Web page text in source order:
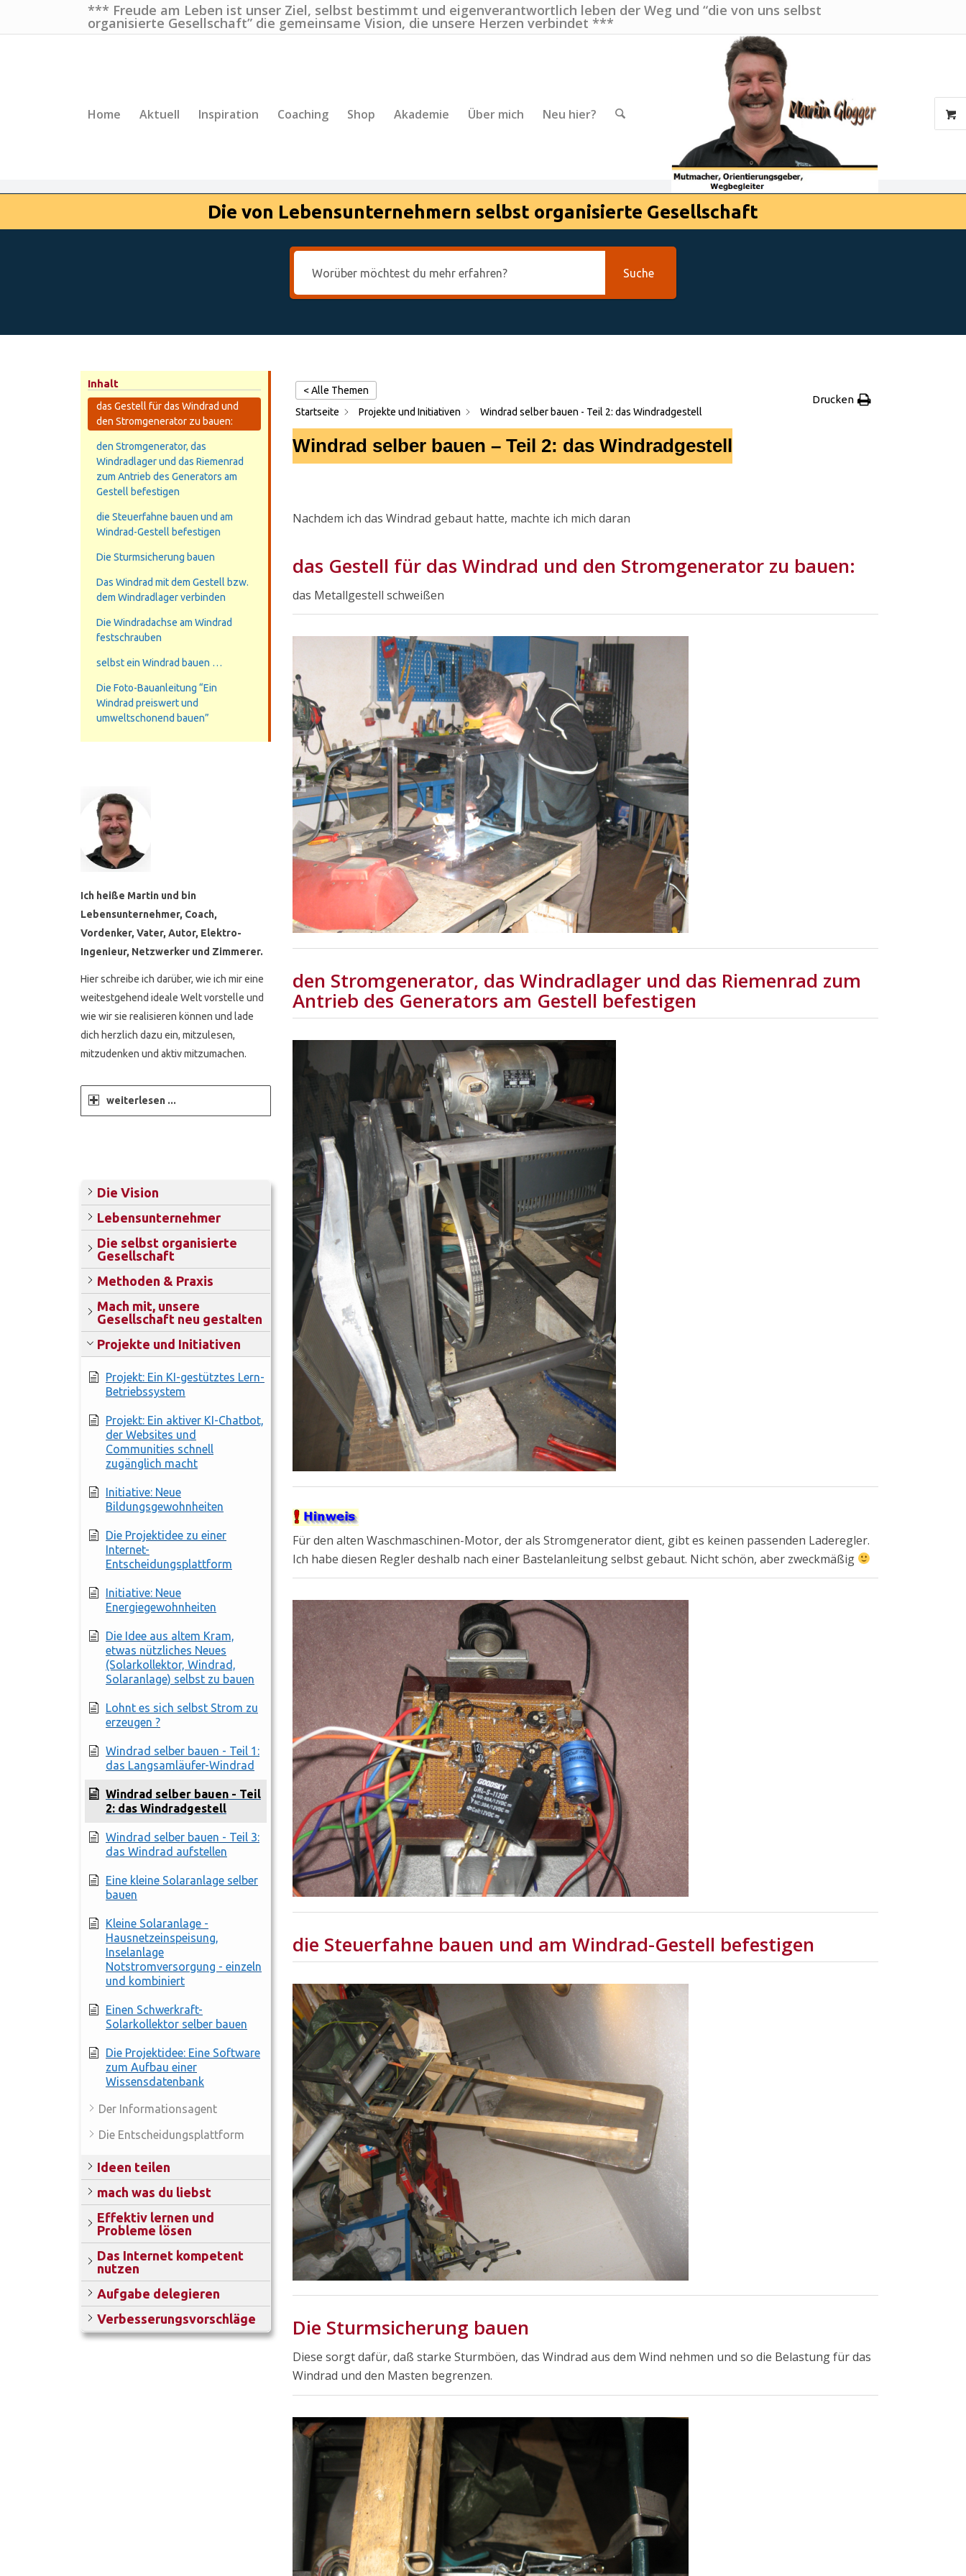
*** Freude am Leben ist unser Ziel, selbst bestimmt und eigenverantwortlich leben der Weg und “die von uns selbst
organisierte Gesellschaft” die gemeinsame Vision, die unsere Herzen verbindet ***
Home Aktuell Inspiration Coaching Shop Akademie Über mich Neu hier?
Die von Lebensunternehmern selbst organisierte Gesellschaft
Suche
Inhalt
das Gestell für das Windrad und
den Stromgenerator zu bauen:
den Stromgenerator, das
Windradlager und das Riemenrad
zum Antrieb des Generators am
Gestell befestigen
die Steuerfahne bauen und am
Windrad-Gestell befestigen
Die Sturmsicherung bauen
Das Windrad mit dem Gestell bzw.
dem Windradlager verbinden
Die Windradachse am Windrad
festschrauben
selbst ein Windrad bauen …
Die Foto-Bauanleitung “Ein
Windrad preiswert und
umweltschonend bauen”
Ich heiße Martin und bin
Lebensunternehmer, Coach,
Vordenker, Vater, Autor, Elektro-
Ingenieur, Netzwerker und Zimmerer.
Hier schreibe ich darüber, wie ich mir eine
weitestgehend ideale Welt vorstelle und
wie wir sie realisieren können und lade
dich herzlich dazu ein, mitzulesen,
mitzudenken und aktiv mitzumachen.
weiterlesen ...
Die Vision
Lebensunternehmer
Die selbst organisierte
Gesellschaft
Methoden & Praxis
Mach mit, unsere
Gesellschaft neu gestalten
Projekte und Initiativen
Projekt: Ein KI-gestütztes Lern-
Betriebssystem
Projekt: Ein aktiver KI-Chatbot,
der Websites und
Communities schnell
zugänglich macht
Initiative: Neue
Bildungsgewohnheiten
Die Projektidee zu einer
Internet-
Entscheidungsplattform
Initiative: Neue
Energiegewohnheiten
Die Idee aus altem Kram,
etwas nützliches Neues
(Solarkollektor, Windrad,
Solaranlage) selbst zu bauen
Lohnt es sich selbst Strom zu
erzeugen ?
Windrad selber bauen - Teil 1:
das Langsamläufer-Windrad
Windrad selber bauen - Teil
2: das Windradgestell
Windrad selber bauen - Teil 3:
das Windrad aufstellen
Eine kleine Solaranlage selber
bauen
Kleine Solaranlage -
Hausnetzeinspeisung,
Inselanlage
Notstromversorgung - einzeln
und kombiniert
Einen Schwerkraft-
Solarkollektor selber bauen
Die Projektidee: Eine Software
zum Aufbau einer
Wissensdatenbank
Der Informationsagent
Die Entscheidungsplattform
Ideen teilen
mach was du liebst
Effektiv lernen und
Probleme lösen
Das Internet kompetent
nutzen
Aufgabe delegieren
Verbesserungsvorschläge
< Alle Themen
Startseite
Projekte und Initiativen Windrad selber bauen - Teil 2: das Windradgestell
Drucken
Windrad selber bauen – Teil 2: das Windradgestell
Nachdem ich das Windrad gebaut hatte, machte ich mich daran
das Gestell für das Windrad und den Stromgenerator zu bauen:
das Metallgestell schweißen
den Stromgenerator, das Windradlager und das Riemenrad zum
Antrieb des Generators am Gestell befestigen
Für den alten Waschmaschinen-Motor, der als Stromgenerator dient, gibt es keinen passenden Laderegler.
Ich habe diesen Regler deshalb nach einer Bastelanleitung selbst gebaut. Nicht schön, aber zweckmäßig
die Steuerfahne bauen und am Windrad-Gestell befestigen
Die Sturmsicherung bauen
Diese sorgt dafür, daß starke Sturmböen, das Windrad aus dem Wind nehmen und so die Belastung für das
Windrad und den Masten begrenzen.